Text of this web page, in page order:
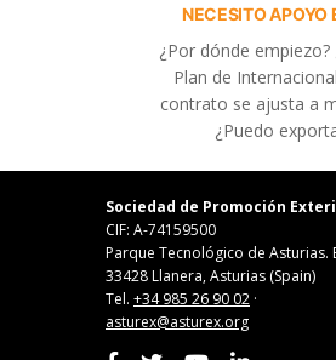
NECESITO APOYO
¿Por dónde
Plan de
contrato se ajusta a
¿Puedo
Sociedad de Promoción
CIF: A-74159500
Parque Tecnológico de Asturias.
33428 Llanera, Asturias (Spain)
Tel. +34 985 26 90 02 ·
asturex@asturex.org